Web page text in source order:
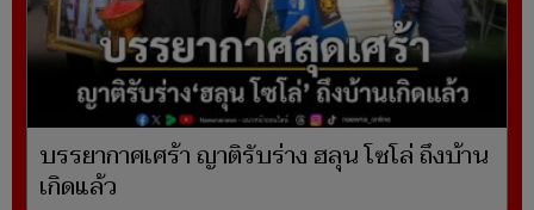
บรรยากาศเศร้า ญาติรับร่าง ฮลุน โซโล่ ถึงบ้าน
เกิดแล้ว